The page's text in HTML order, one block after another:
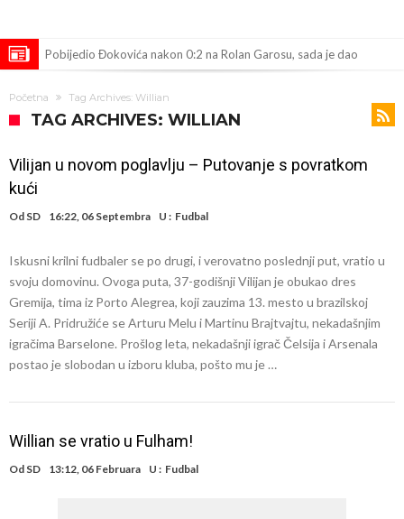
Pobijedio Đokovića nakon 0:2 na Rolan Garosu, sada je dao
daleko”
Koliko traži PSG i koji je Liverpulov “plafon” za Bredlija Barkolu?
Zašto je nepoznati italijanski petoligaš dobio nevjerovatan stadion
historijski transfer?
Kapiten slavnog kluba ubijen u napadu ispred svoje kuće, nacija
zahtijeva pravdu.
Potresne scene na sahrani UFC borca! Red ljudi, muzika i aplauz koji
tjera suze
GROM USMRTIO FUDBALERA: Velika tragedija! Povrijeđeno još 12
igrača!
Početna Tag Archives: Willian
TAG ARCHIVES: WILLIAN
Vilijan u novom poglavlju – Putovanje s povratkom
kući
Od SD 16:22, 06 Septembra U : Fudbal
Iskusni krilni fudbaler se po drugi, i verovatno poslednji put, vratio u
svoju domovinu. Ovoga puta, 37-godišnji Vilijan je obukao dres
Gremija, tima iz Porto Alegrea, koji zauzima 13. mesto u brazilskoj
Seriji A. Pridružiće se Arturu Melu i Martinu Brajtvajtu, nekadašnjim
igračima Barselone. Prošlog leta, nekadašnji igrač Čelsija i Arsenala
postao je slobodan u izboru kluba, pošto mu je …
Willian se vratio u Fulham!
Od SD 13:12, 06 Februara U : Fudbal